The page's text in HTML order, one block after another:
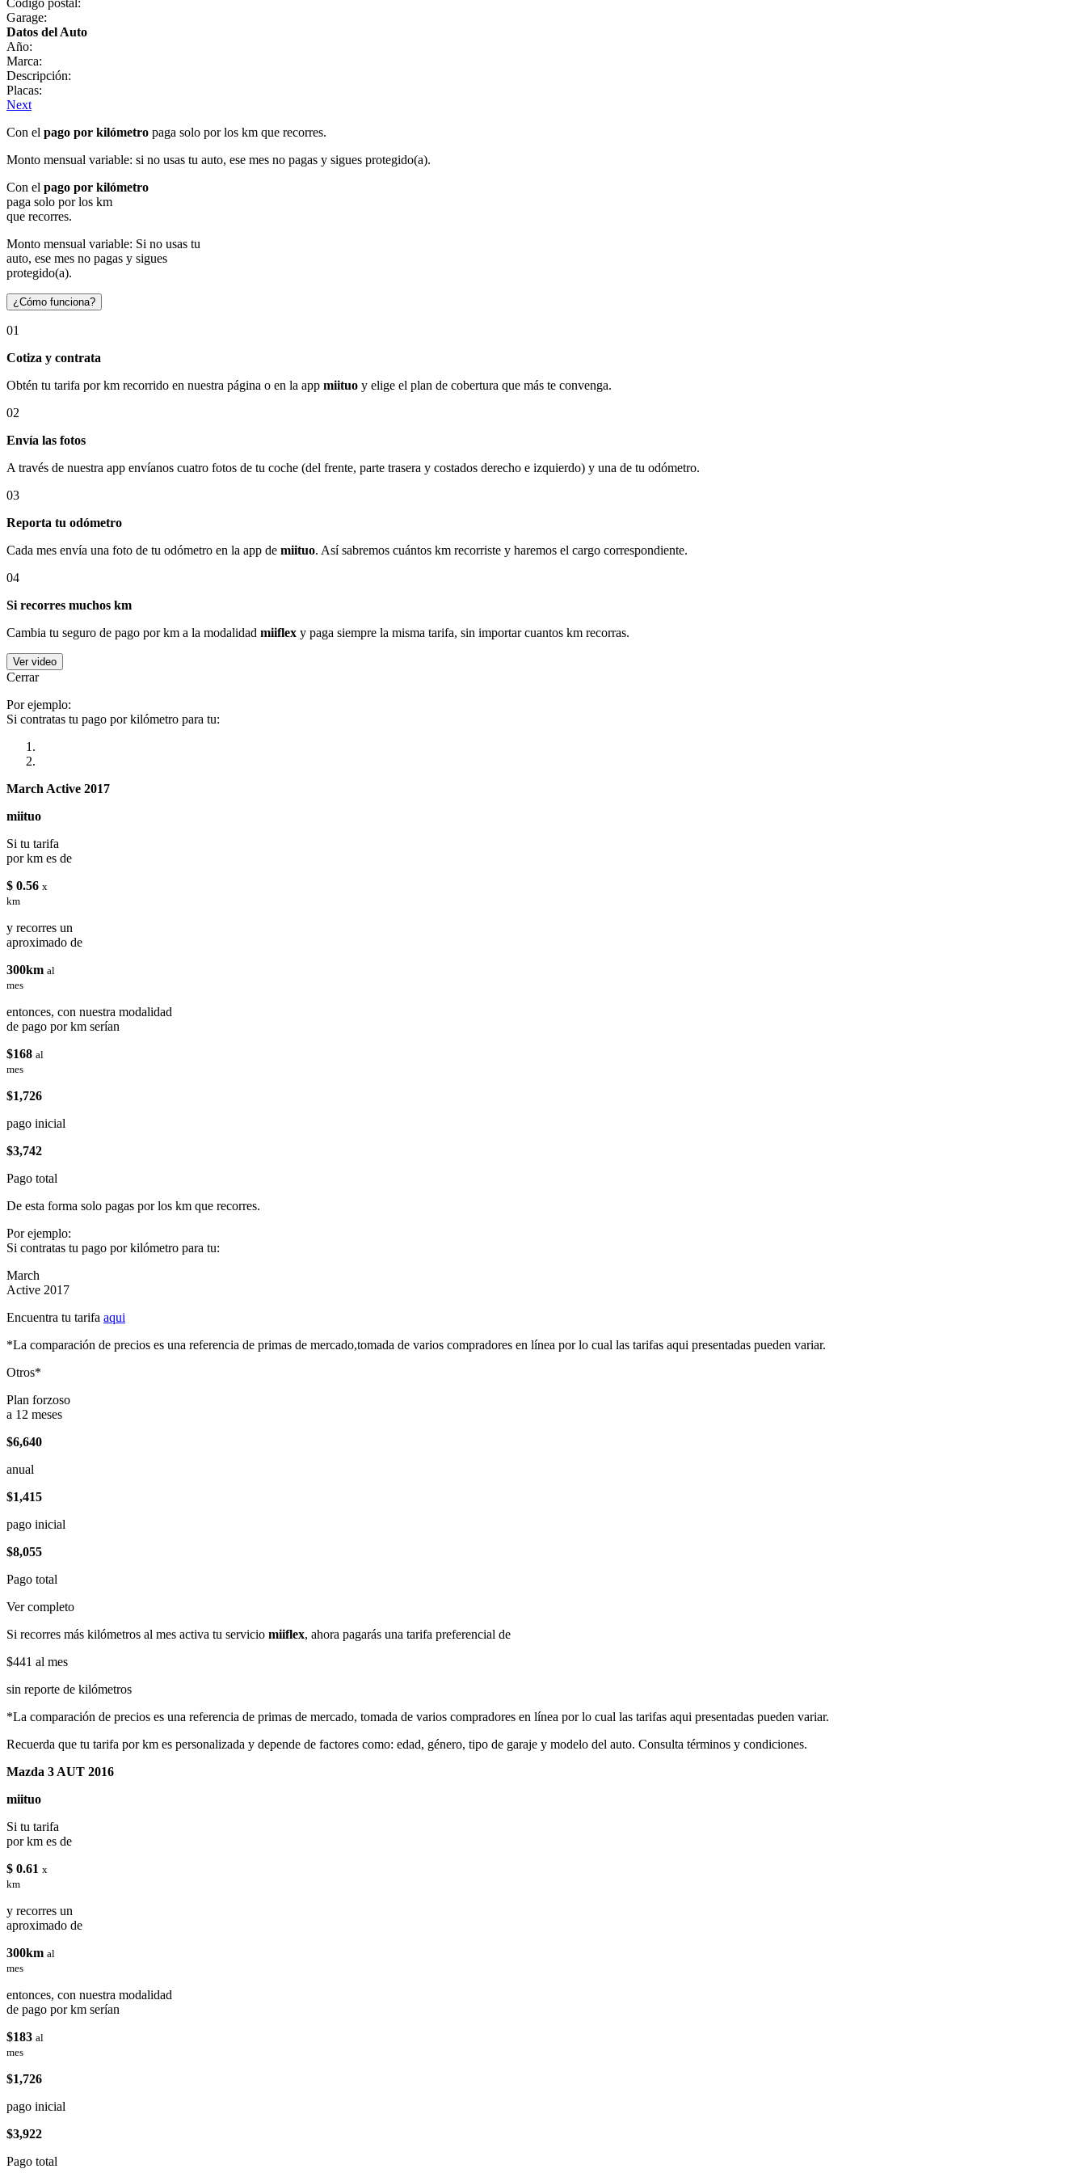
Garage:
Datos del Auto
Año:
Marca:
Descripción:
Placas:
Next
Con el pago por kilómetro paga solo por los km que recorres.
Monto mensual variable: si no usas tu auto, ese mes no pagas y sigues protegido(a).
Con el pago por kilómetro
paga solo por los km
que recorres.
Monto mensual variable: Si no usas tu
auto, ese mes no pagas y sigues
protegido(a).
¿Cómo funciona?
01
Cotiza y contrata
Obtén tu tarifa por km recorrido en nuestra página o en la app miituo y elige el plan de cobertura que más te convenga.
02
Envía las fotos
A través de nuestra app envíanos cuatro fotos de tu coche (del frente, parte trasera y costados derecho e izquierdo) y una de tu odómetro.
03
Reporta tu odómetro
Cada mes envía una foto de tu odómetro en la app de miituo. Así sabremos cuántos km recorriste y haremos el cargo correspondiente.
04
Si recorres muchos km
Cambia tu seguro de pago por km a la modalidad miiflex y paga siempre la misma tarifa, sin importar cuantos km recorras.
Ver video
Cerrar
Por ejemplo:
Si contratas tu pago por kilómetro para tu:
March Active 2017
miituo
Si tu tarifa
por km es de
$ 0.56 x
km
y recorres un
aproximado de
300km al
mes
entonces, con nuestra modalidad
de pago por km serían
$168 al
mes
$1,726
pago inicial
$3,742
Pago total
De esta forma solo pagas por los km que recorres.
Por ejemplo:
Si contratas tu pago por kilómetro para tu:
March
Active 2017
Encuentra tu tarifa aqui
*La comparación de precios es una referencia de primas de mercado,tomada de varios compradores en línea por lo cual las tarifas aqui presentadas pueden variar.
Otros*
Plan forzoso
a 12 meses
$6,640
anual
$1,415
pago inicial
$8,055
Pago total
Ver completo
Si recorres más kilómetros al mes activa tu servicio miiflex, ahora pagarás una tarifa preferencial de
$441 al mes
sin reporte de kilómetros
*La comparación de precios es una referencia de primas de mercado, tomada de varios compradores en línea por lo cual las tarifas aqui presentadas pueden variar.
Recuerda que tu tarifa por km es personalizada y depende de factores como: edad, género, tipo de garaje y modelo del auto. Consulta términos y condiciones.
Mazda 3 AUT 2016
miituo
Si tu tarifa
por km es de
$ 0.61 x
km
y recorres un
aproximado de
300km al
mes
entonces, con nuestra modalidad
de pago por km serían
$183 al
mes
$1,726
pago inicial
$3,922
Pago total